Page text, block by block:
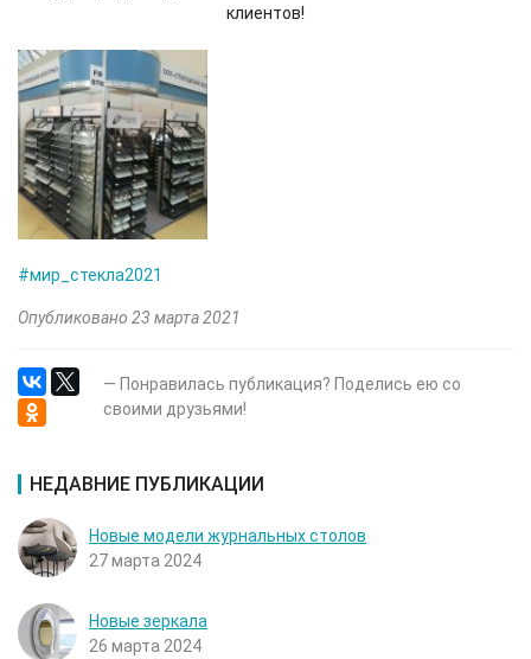
клиентов!
#мир_стекла2021
Опубликовано 23 марта 2021
— Понравилась публикация? Поделись ею со
своими друзьями!
НЕДАВНИЕ ПУБЛИКАЦИИ
Новые модели журнальных столов
27 марта 2024
Новые зеркала
26 марта 2024